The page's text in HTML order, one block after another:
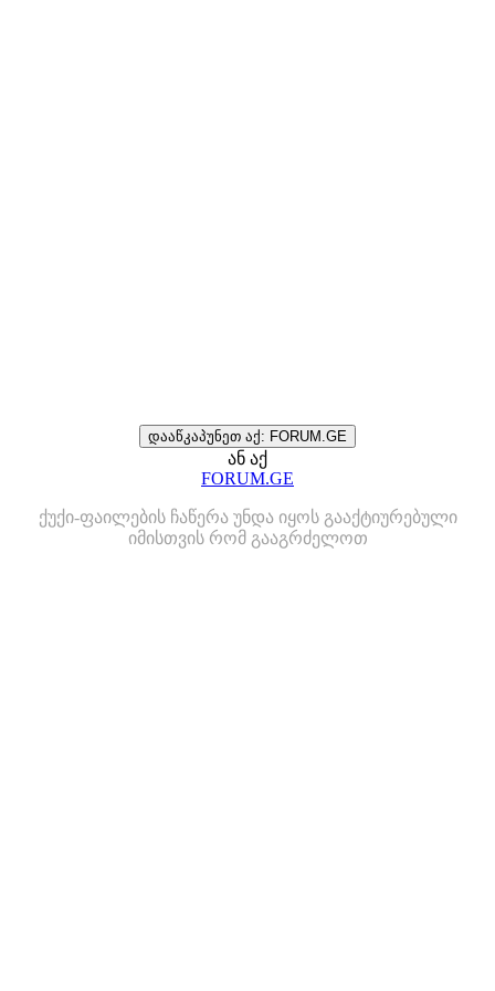
დააწკაპუნეთ აქ: FORUM.GE
ან აქ
FORUM.GE
ქუქი-ფაილების ჩაწერა უნდა იყოს გააქტიურებული
იმისთვის რომ გააგრძელოთ